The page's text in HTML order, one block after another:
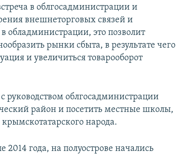
в облгосадминистрации и
внешнеторговых связей и
обладминистрации, это позволит
рынки сбыта, в результате чего
и увеличиться товарооборот
руководством облгосадминистрации
район и посетить местные школы,
народа.
года, на полуострове начались